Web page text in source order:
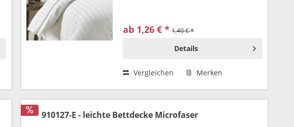
ab 1,26 € * 1,40 € *
Details
Vergleichen Merken
910127-E - leichte Bettdecke Microfaser